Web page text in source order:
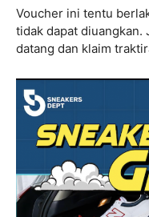
Voucher ini tentu
tidak dapat diuangkan.
datang dan klaim